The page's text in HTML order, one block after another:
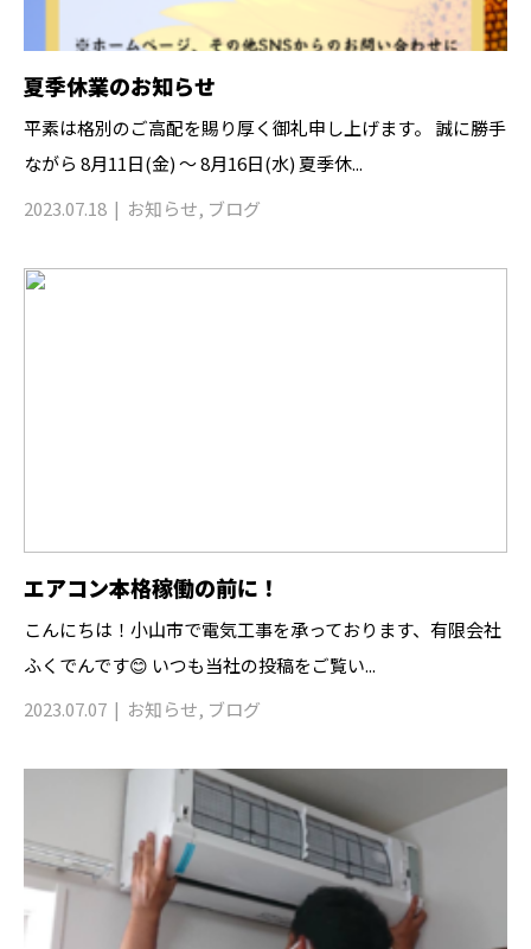
夏季休業のお知らせ
平素は格別のご高配を賜り厚く御礼申し上げます。 誠に勝手
ながら 8月11日(金) ～ 8月16日(水) 夏季休...
2023.07.18
お知らせ, ブログ
エアコン本格稼働の前に！
こんにちは！小山市で電気工事を承っております、有限会社
ふくでんです😊 いつも当社の投稿をご覧い...
2023.07.07
お知らせ, ブログ